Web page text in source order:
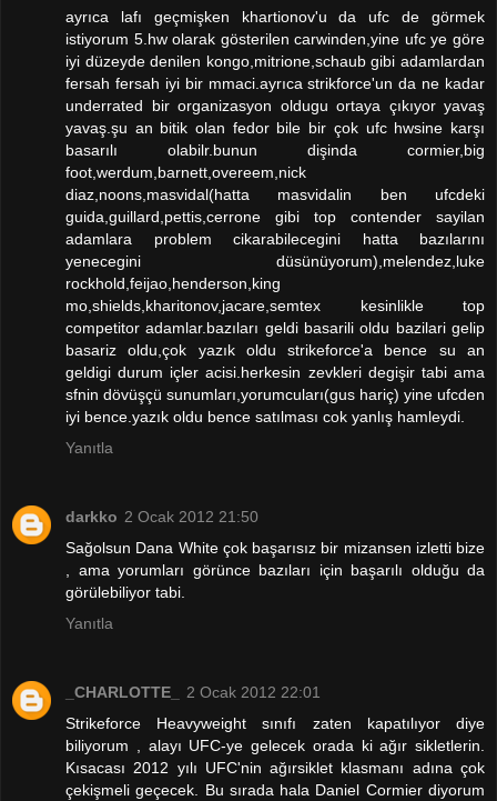
ayrıca lafı geçmişken khartionov'u da ufc de görmek
istiyorum 5.hw olarak gösterilen carwinden,yine ufc ye göre
iyi düzeyde denilen kongo,mitrione,schaub gibi adamlardan
fersah fersah iyi bir mmaci.ayrıca strikforce'un da ne kadar
underrated bir organizasyon oldugu ortaya çıkıyor yavaş
yavaş.şu an bitik olan fedor bile bir çok ufc hwsine karşı
basarılı olabilr.bunun dişinda cormier,big
foot,werdum,barnett,overeem,nick
diaz,noons,masvidal(hatta masvidalin ben ufcdeki
guida,guillard,pettis,cerrone gibi top contender sayilan
adamlara problem cikarabilecegini hatta bazılarını
yenecegini düsünüyorum),melendez,luke
rockhold,feijao,henderson,king
mo,shields,kharitonov,jacare,semtex kesinlikle top
competitor adamlar.bazıları geldi basarili oldu bazilari gelip
basariz oldu,çok yazık oldu strikeforce'a bence su an
geldigi durum içler acisi.herkesin zevkleri degişir tabi ama
sfnin dövüşçü sunumları,yorumcuları(gus hariç) yine ufcden
iyi bence.yazık oldu bence satılması cok yanlış hamleydi.
Yanıtla
darkko 2 Ocak 2012 21:50
Sağolsun Dana White çok başarısız bir mizansen izletti bize
, ama yorumları görünce bazıları için başarılı olduğu da
görülebiliyor tabi.
Yanıtla
_CHARLOTTE_
2 Ocak 2012 22:01
Strikeforce Heavyweight sınıfı zaten kapatılıyor diye
biliyorum , alayı UFC-ye gelecek orada ki ağır sikletlerin.
Kısacası 2012 yılı UFC'nin ağırsiklet klasmanı adına çok
çekişmeli geçecek. Bu sırada hala Daniel Cormier diyorum